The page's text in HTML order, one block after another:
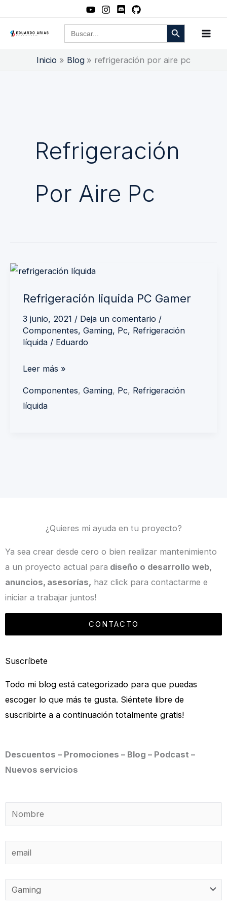
contenido
Buscar: Botón de búsqueda
Inicio Blog refrigeración por aire pc
Refrigeración
Por Aire Pc
Refrigeración liquida PC Gamer
3 junio, 2021 / Deja un comentario /
Componentes, Gaming, Pc, Refrigeración
líquida/ Eduardo
Refrigeración
PC
Gamer
Leer más »
Componentes, Gaming, Pc, Refrigeración
líquida
¿Quieres mi ayuda en tu proyecto?
Ya sea crear desde cero o bien realizar mantenimiento
a un proyecto actual para diseño o desarrollo web,
anuncios, asesorías, haz click para contactarme e
iniciar a trabajar juntos!
CONTACTO
Suscríbete
Todo mi blog está categorizado para que puedas
escoger lo que más te gusta. Siéntete libre de
suscribirte a a continuación totalmente gratis!
Descuentos – Promociones – Blog – Podcast –
Nuevos servicios